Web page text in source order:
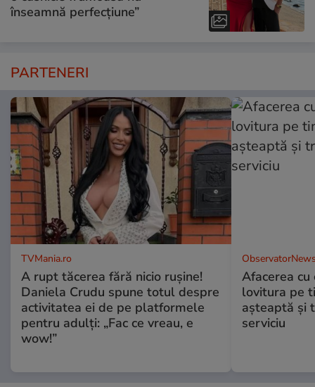
înseamnă perfecțiune”
PARTENERI
TVMania.ro
A rupt tăcerea fără nicio rușine!
Daniela Crudu spune totul despre
activitatea ei de pe platformele
pentru adulți: „Fac ce vreau, e
wow!”
Afacerea
lovitura pe
aşteaptă şi
serviciu